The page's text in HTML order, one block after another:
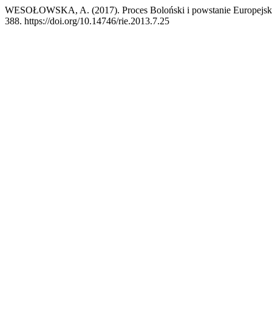
WESOŁOWSKA, A. (2017). Proces Boloński i powstanie
388. https://doi.org/10.14746/rie.2013.7.25